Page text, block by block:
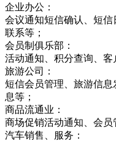
企业办公：
会议通知短信确认、短
联系等；
会员制俱乐部：
活动通知、积分查询、客
旅游公司：
短信会员管理、旅游信
息等；
商品流通业：
商场促销活动通知、会员
汽车销售、服务：